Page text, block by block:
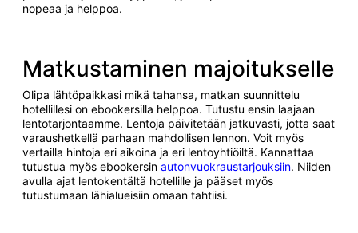
nopeaa ja helppoa.
Matkustaminen majoitukselle
Olipa lähtöpaikkasi mikä tahansa, matkan suunnittelu
hotellillesi on ebookersilla helppoa. Tutustu ensin laajaan
lentotarjontaamme. Lentoja päivitetään jatkuvasti, jotta saat
varaushetkellä parhaan mahdollisen lennon. Voit myös
vertailla hintoja eri aikoina ja eri lentoyhtiöiltä. Kannattaa
tutustua myös ebookersin autonvuokraustarjouksiin. Niiden
avulla ajat lentokentältä hotellille ja pääset myös
tutustumaan lähialueisiin omaan tahtiisi.